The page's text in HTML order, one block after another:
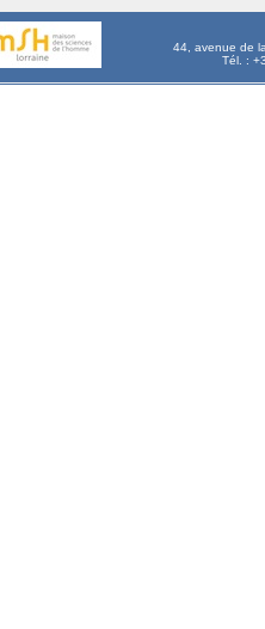
44, avenue de
Tél. :